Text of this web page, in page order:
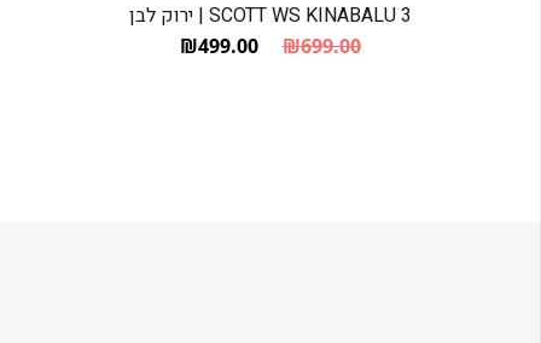
SCOTT WS KINABALU 3 | ירוק לבן
₪699.00 המחיר המקורי היה: ₪699.00.
₪499.00
המחיר הנוכחי הוא: ₪499.00.